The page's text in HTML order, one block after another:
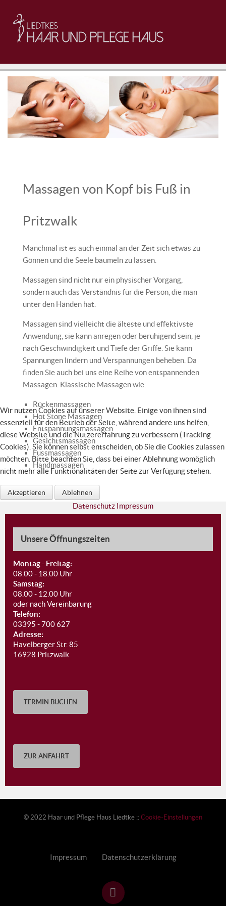
Massagen von Kopf bis Fuß in
Pritzwalk
Manchmal ist es auch einmal an der Zeit sich etwas zu
Gönnen und die Seele baumeln zu lassen.
Massagen sind nicht nur ein physischer Vorgang,
sondern auch das Verständnis für die Person, die man
unter den Händen hat.
Massagen sind vielleicht die älteste und effektivste
Anwendung, sie kann anregen oder beruhigend sein, je
nach Geschwindigkeit und Tiefe der Griffe. Sie kann
Spannungen lindern und Verspannungen beheben. Da
finden Sie auch bei uns eine Reihe von entspannenden
Massagen. Klassische Massagen wie:
Rückenmassagen
Hot Stone Massagen
Entspannungsmassagen
Gesichtsmassagen
Fussmassagen
Handmassagen
Unsere Öffnungszeiten
Montag - Freitag:
08.00 - 18.00 Uhr
Samstag:
08.00 - 12.00 Uhr
oder nach Vereinbarung
Telefon:
03395 - 700 627
Adresse:
Havelberger Str. 85
16928 Pritzwalk
TERMIN BUCHEN
ZUR ANFAHRT
© 2022 Haar und Pflege Haus Liedtke :: Cookie-Einstellungen
Impressum Datenschutzerklärung
Wir nutzen Cookies auf unserer Website. Einige von ihnen sind
essenziell für den Betrieb der Seite, während andere uns helfen,
diese Website und die Nutzererfahrung zu verbessern (Tracking
Cookies). Sie können selbst entscheiden, ob Sie die Cookies zulassen
möchten. Bitte beachten Sie, dass bei einer Ablehnung womöglich
nicht mehr alle Funktionalitäten der Seite zur Verfügung stehen.
Akzeptieren Ablehnen
Datenschutz Impressum